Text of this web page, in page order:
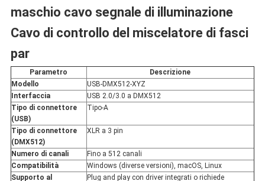
maschio cavo segnale di illuminazione
Cavo di controllo del miscelatore di fasci
par
Parametro
Descrizione
Modello
USB-DMX512-XYZ
Interfaccia
USB 2.0/3.0 a DMX512
Tipo di connettore
(USB)
Tipo-A
Tipo di connettore
(DMX512)
XLR a 3 pin
Numero di canali
Fino a 512 canali
Compatibilità
Windows (diverse versioni), macOS, Linux
Supporto al
Plug and play con driver integrati o richiede